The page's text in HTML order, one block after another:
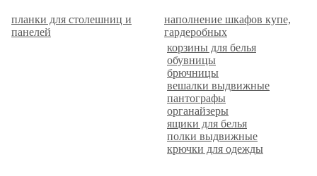
планки для столешниц и
панелей
наполнение шкафов купе,
гардеробных
корзины для белья
обувницы
брючницы
вешалки выдвижные
пантографы
органайзеры
ящики для белья
полки выдвижные
крючки для одежды